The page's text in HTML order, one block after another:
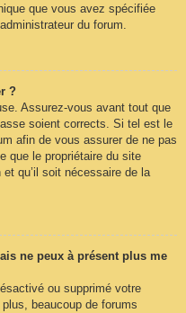
que vous avez spécifiée
du forum.
?
Assurez-vous avant tout que
soient corrects. Si tel est le
afin de vous assurer de ne pas
que le propriétaire du site
qu’il soit nécessaire de la
ne peux à présent plus me
ou supprimé votre
beaucoup de forums